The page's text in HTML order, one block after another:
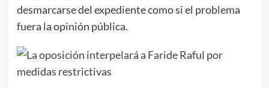
desmarcarse del expediente como si el problema
fuera la opinión pública.